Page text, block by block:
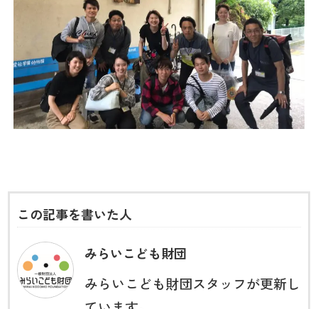
この記事を書いた人
みらいこども財団
みらいこども財団スタッフが更新し